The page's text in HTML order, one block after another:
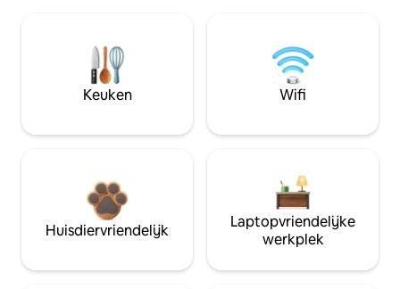
Keuken Wifi
Huisdiervriendelijk
Laptopvriendelijke
werkplek